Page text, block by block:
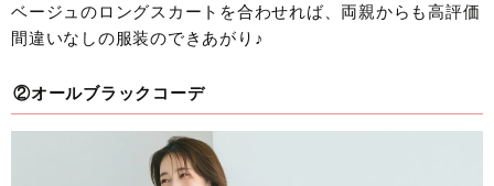
ベージュのロングスカートを合わせれば、両親からも高評価
間違いなしの服装のできあがり♪
②オールブラックコーデ